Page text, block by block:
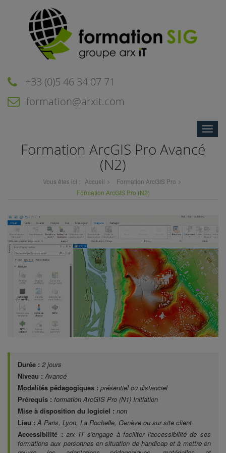
+33 (0)5 46 34 07 71
formation@arxit.com
Toggle
Formation ArcGIS Pro Avancé
(N2)
Vous êtes ici : Accueil
Formation ArcGIS Pro
Formation ArcGIS Pro (N2)
Durée : 2 jours
Niveau : Avancé
Modalités pédagogiques : présentiel ou distanciel
Prérequis : formation ArcGIS Pro (N1) Initiation
Mise à disposition du logiciel : non
Lieu : À Paris, Lyon, La Rochelle, Genève ou sur site client
Accessibilité : arx iT s'engage à faciliter l'accessibilité de ses
formations aux personnes en situation de handicap et à mettre en